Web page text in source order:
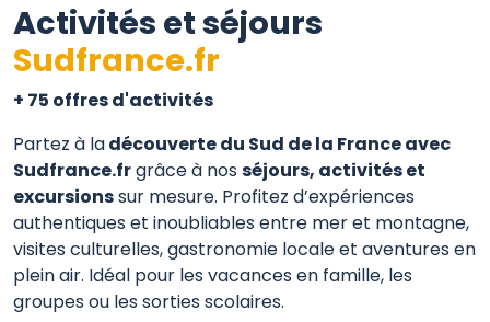
Activités et séjours
Sudfrance.fr
+ 75 offres d'activités
Partez à ladécouverte du Sud de la France avec
Sudfrance.frgrâce à nos séjours, activités et
excursionssur mesure. Profitez d’expériences
authentiques et inoubliables entre mer et montagne,
visites culturelles, gastronomie locale et aventures en
plein air. Idéal pour les vacances en famille, les
groupes ou les sorties scolaires.